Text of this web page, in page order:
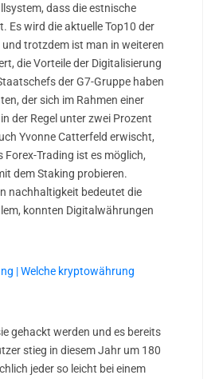
dass die estnische
Es wird die aktuelle Top10 der
trotzdem ist man in weiteren
die Vorteile der Digitalisierung
der G7-Gruppe haben
der sich im Rahmen einer
der Regel unter zwei Prozent
Yvonne Catterfeld erwischt,
Trading ist es möglich,
dem Staking probieren.
nachhaltigkeit bedeutet die
konnten Digitalwährungen
| Welche kryptowährung
gehackt werden und es bereits
stieg in diesem Jahr um 180
jeder so leicht bei einem